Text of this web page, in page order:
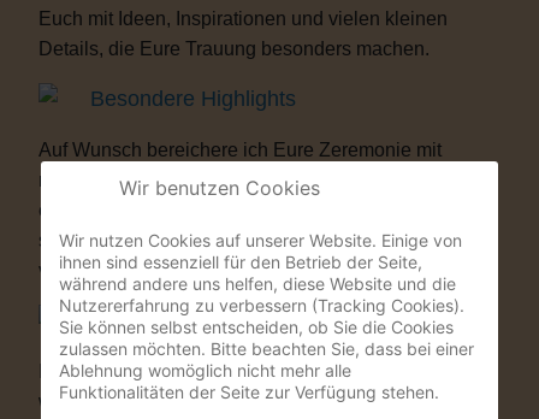
Euch mit Ideen, Inspirationen und vielen kleinen
Details, die Eure Trauung besonders machen.
Besondere Highlights
Auf Wunsch bereichere ich Eure Zeremonie mit
musikalischen oder künstlerischen Elementen. Als
ehemaliger Musicaldarsteller und Sänger entstehen
so Momente, die Eure Gäste garantiert nicht
vergessen werden.
Warum eine Freie Trauung?
Immer mehr Paare wünschen sich eine Hochzeit, die
wirklich zu ihnen passt. Vielleicht ist eine kirchliche
Wir benutzen Cookies
Wir nutzen Cookies auf unserer Website. Einige von
ihnen sind essenziell für den Betrieb der Seite,
während andere uns helfen, diese Website und die
Nutzererfahrung zu verbessern (Tracking Cookies).
Sie können selbst entscheiden, ob Sie die Cookies
zulassen möchten. Bitte beachten Sie, dass bei einer
Ablehnung womöglich nicht mehr alle
Funktionalitäten der Seite zur Verfügung stehen.